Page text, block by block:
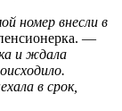
номер внесли в
—
и ждала
в срок,